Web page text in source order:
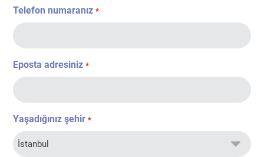
Telefon numaranız *
Eposta adresiniz *
Yaşadığınız şehir *